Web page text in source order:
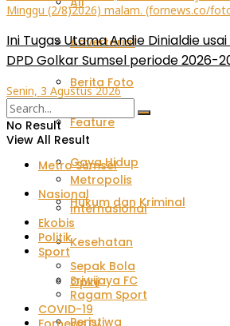
Advertorial
Berita Foto
Feature
Gaya Hidup
Hukum dan Kriminal
Kesehatan
Opini
Peristiwa
Ini Tugas Utama Andie Dinialdie
DPD Golkar Sumsel periode 2026-
Senin, 3 Agustus 2026
No Result
View All Result
Metro Sumsel
Metropolis
Nasional
Internasional
Ekobis
Politik
Sport
Sepak Bola
Sriwijaya FC
Ragam Sport
COVID-19